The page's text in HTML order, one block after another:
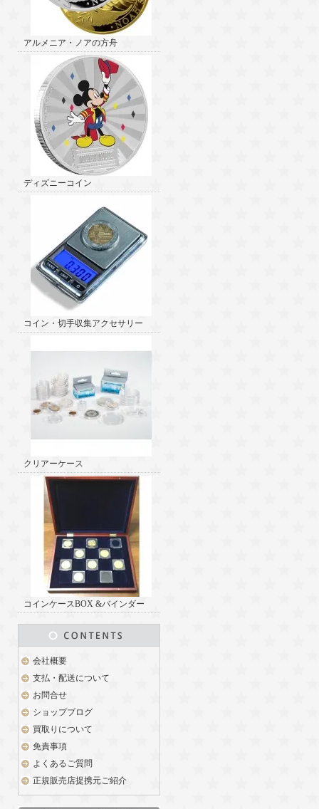
アルメニア・ノアの方舟
ディズニーコイン
コイン・切手収集アクセサリー
クリアーケース
コインケースBOX &バインダー
会社概要
支払・配送について
お問合せ
ショップブログ
買取りについて
免責事項
よくあるご質問
正規販売店提携元ご紹介